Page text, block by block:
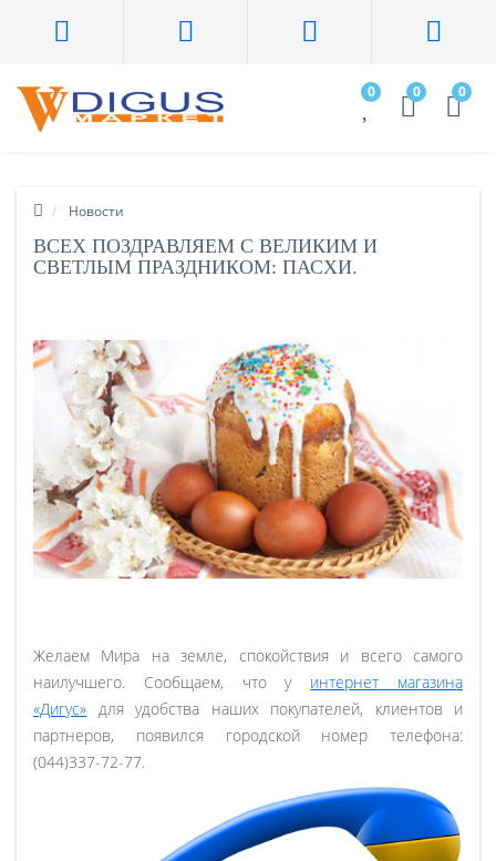
0 0 0
Новости
ВСЕХ ПОЗДРАВЛЯЕМ С ВЕЛИКИМ И
СВЕТЛЫМ ПРАЗДНИКОМ: ПАСХИ.
Желаем Мира на земле, спокойствия и всего самого
наилучшего. Сообщаем, что у интернет магазина
«Дигус» для удобства наших покупателей, клиентов и
партнеров, появился городской номер телефона:
(044)337-72-77.